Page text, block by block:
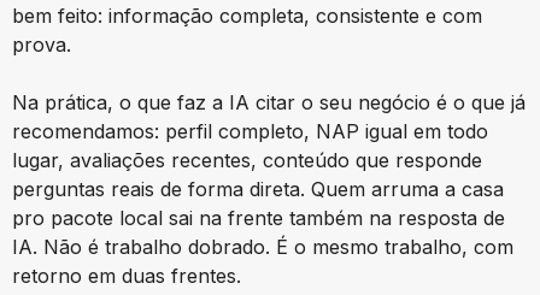
bem feito: informação completa, consistente e com
prova.
Na prática, o que faz a IA citar o seu negócio é o que já
recomendamos: perfil completo, NAP igual em todo
lugar, avaliações recentes, conteúdo que responde
perguntas reais de forma direta. Quem arruma a casa
pro pacote local sai na frente também na resposta de
IA. Não é trabalho dobrado. É o mesmo trabalho, com
retorno em duas frentes.